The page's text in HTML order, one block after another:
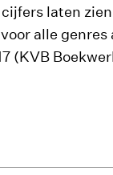
cijfers laten
alle genres
(KVB